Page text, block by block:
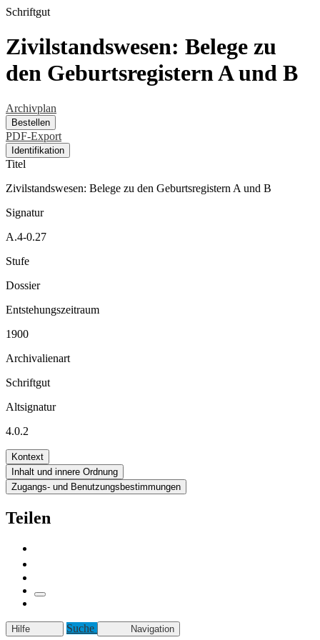
Schriftgut
Zivilstandswesen: Belege zu
den Geburtsregistern A und B
Archivplan
Bestellen
PDF-Export
Identifikation
Titel
Zivilstandswesen: Belege zu den Geburtsregistern A und B
Signatur
A.4-0.27
Stufe
Dossier
Entstehungszeitraum
1900
Archivalienart
Schriftgut
Altsignatur
4.0.2
Kontext
Inhalt und innere Ordnung
Zugangs- und Benutzungsbestimmungen
Teilen
Hilfe Suche Navigation